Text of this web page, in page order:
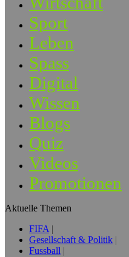
Sport
Leben
Spass
Digital
Wissen
Blogs
Quiz
Videos
Promotionen
Aktuelle Themen
FIFA
Gesellschaft & Politik
Fussball